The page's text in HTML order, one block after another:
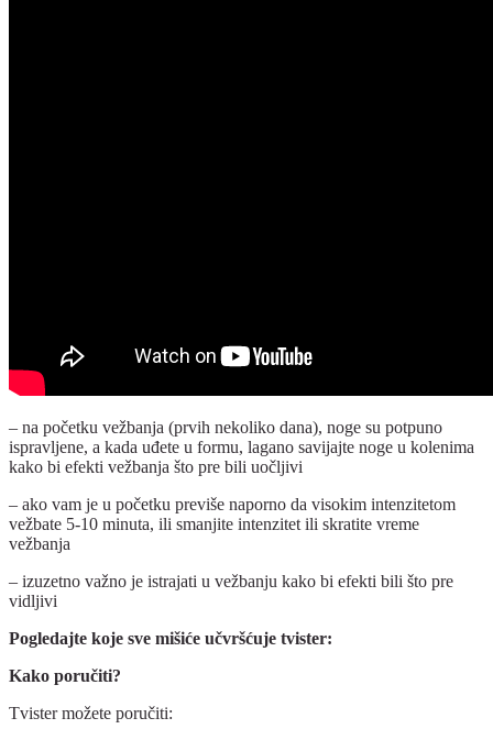
– na početku vežbanja (prvih nekoliko dana), noge su potpuno
ispravljene, a kada uđete u formu, lagano savijajte noge u kolenima
kako bi efekti vežbanja što pre bili uočljivi
– ako vam je u početku previše naporno da visokim intenzitetom
vežbate 5-10 minuta, ili smanjite intenzitet ili skratite vreme
vežbanja
– izuzetno važno je istrajati u vežbanju kako bi efekti bili što pre
vidljivi
Pogledajte koje sve mišiće učvršćuje tvister:
Kako poručiti?
Tvister možete poručiti: